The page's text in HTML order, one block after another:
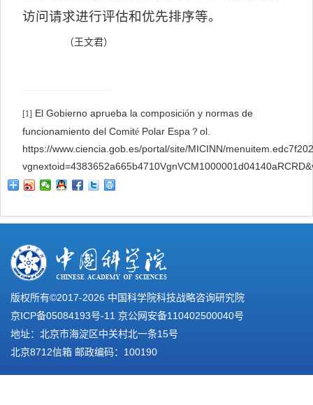
访问请求进行评估和优先排序等。
（王文君）
[1] El Gobierno aprueba la composición y normas de
funcionamiento del Comité Polar Espa？ol.
https://www.ciencia.gob.es/portal/site/MICINN/
版权所有©2017-2026 中国科学院科技战略咨询研究院
京ICP备05084193号-11 京公网安备110402500040号
地址：北京市海淀区中关村北一条15号
北京8712信箱 邮政编码：100190